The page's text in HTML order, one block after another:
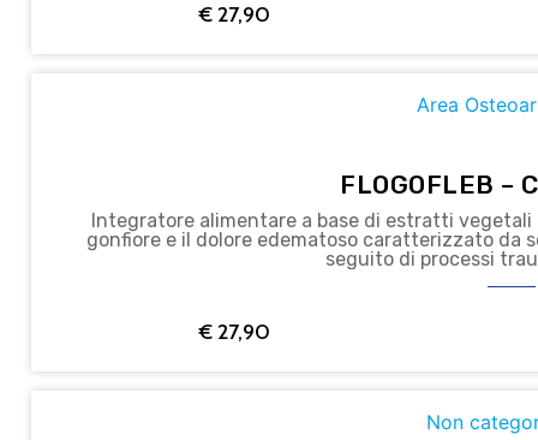
€27,90
Area
FLOGOFLEB –
Integratore alimentare a base di estratti
gonfiore e il dolore edematoso caratterizzato da
seguito di processi
€27,90
Non